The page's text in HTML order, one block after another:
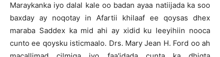
Maraykanka iyo dalal kale oo badan ayaa natiijada ka soo
baxday ay noqotay in Afartii khilaaf ee qoysas dhex
maraba Saddex ka mid ahi ay xidid ku leeyihiin nooca
cunto ee qoysku isticmaalo. Drs. Mary Jean H. Ford oo ah